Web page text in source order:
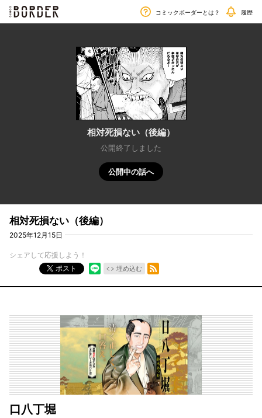
border
毎週金曜日更新!! コミックボーダーとは？ 履歴
相対死損ない（後編）
公開終了しました
公開中の話へ
相対死損ない（後編）
2025年12月15日
シェアして応援しよう！
ポスト
埋め込む
RSSフィード
口八丁堀